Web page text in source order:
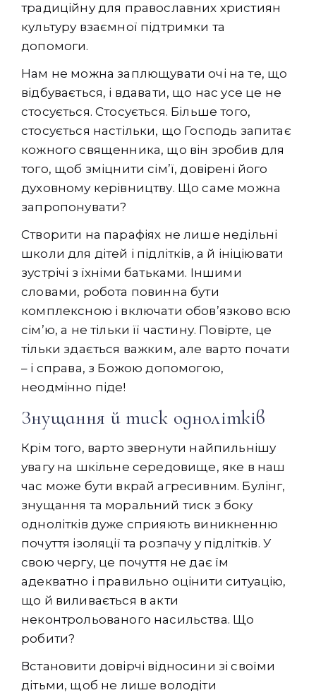
традиційну для православних християн
культуру взаємної підтримки та
допомоги.
Нам не можна заплющувати очі на те, що
відбувається, і вдавати, що нас усе це не
стосується. Стосується. Більше того,
стосується настільки, що Господь запитає
кожного священника, що він зробив для
того, щоб зміцнити сім’ї, довірені його
духовному керівництву. Що саме можна
запропонувати?
Створити на парафіях не лише недільні
школи для дітей і підлітків, а й ініціювати
зустрічі з їхніми батьками. Іншими
словами, робота повинна бути
комплексною і включати обов’язково всю
сім’ю, а не тільки її частину. Повірте, це
тільки здається важким, але варто почати
– і справа, з Божою допомогою,
неодмінно піде!
Знущання й тиск однолітків
Крім того, варто звернути найпильнішу
увагу на шкільне середовище, яке в наш
час може бути вкрай агресивним. Булінг,
знущання та моральний тиск з боку
однолітків дуже сприяють виникненню
почуття ізоляції та розпачу у підлітків. У
свою чергу, це почуття не дає їм
адекватно і правильно оцінити ситуацію,
що й виливається в акти
неконтрольованого насильства. Що
робити?
Встановити довірчі відносини зі своїми
дітьми, щоб не лише володіти